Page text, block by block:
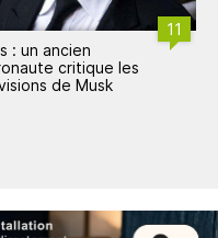
11
: un ancien
critique les
de Musk